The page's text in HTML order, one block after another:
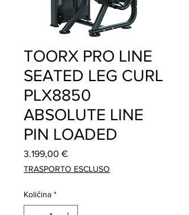
TOORX PRO LINE
SEATED LEG CURL
PLX8850
ABSOLUTE LINE
PIN LOADED
3.199,00 €Cijena
TRASPORTO ESCLUSO
Količina *